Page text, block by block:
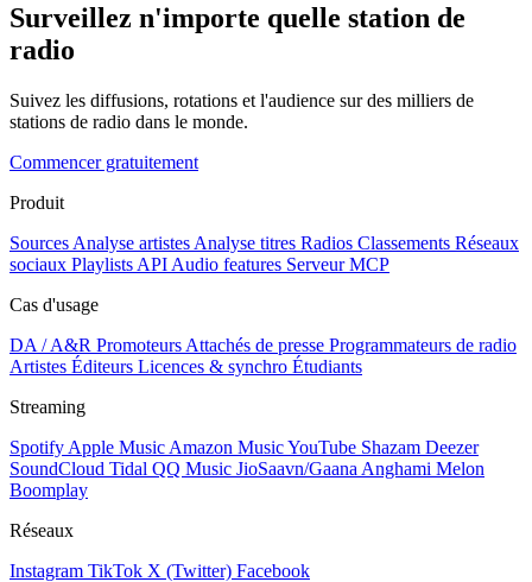
Surveillez n'importe quelle station de
radio
Suivez les diffusions, rotations et l'audience sur des milliers de
stations de radio dans le monde.
Commencer gratuitement
Produit
Sources Analyse artistes Analyse titres Radios Classements Réseaux
sociaux Playlists API Audio features Serveur MCP
Cas d'usage
DA / A&R Promoteurs Attachés de presse Programmateurs de radio
Artistes Éditeurs Licences & synchro Étudiants
Streaming
Spotify Apple Music Amazon MusicYouTube Shazam Deezer
SoundCloud Tidal QQ Music JioSaavn/Gaana Anghami Melon
Boomplay
Réseaux
Instagram TikTok X (Twitter) Facebook